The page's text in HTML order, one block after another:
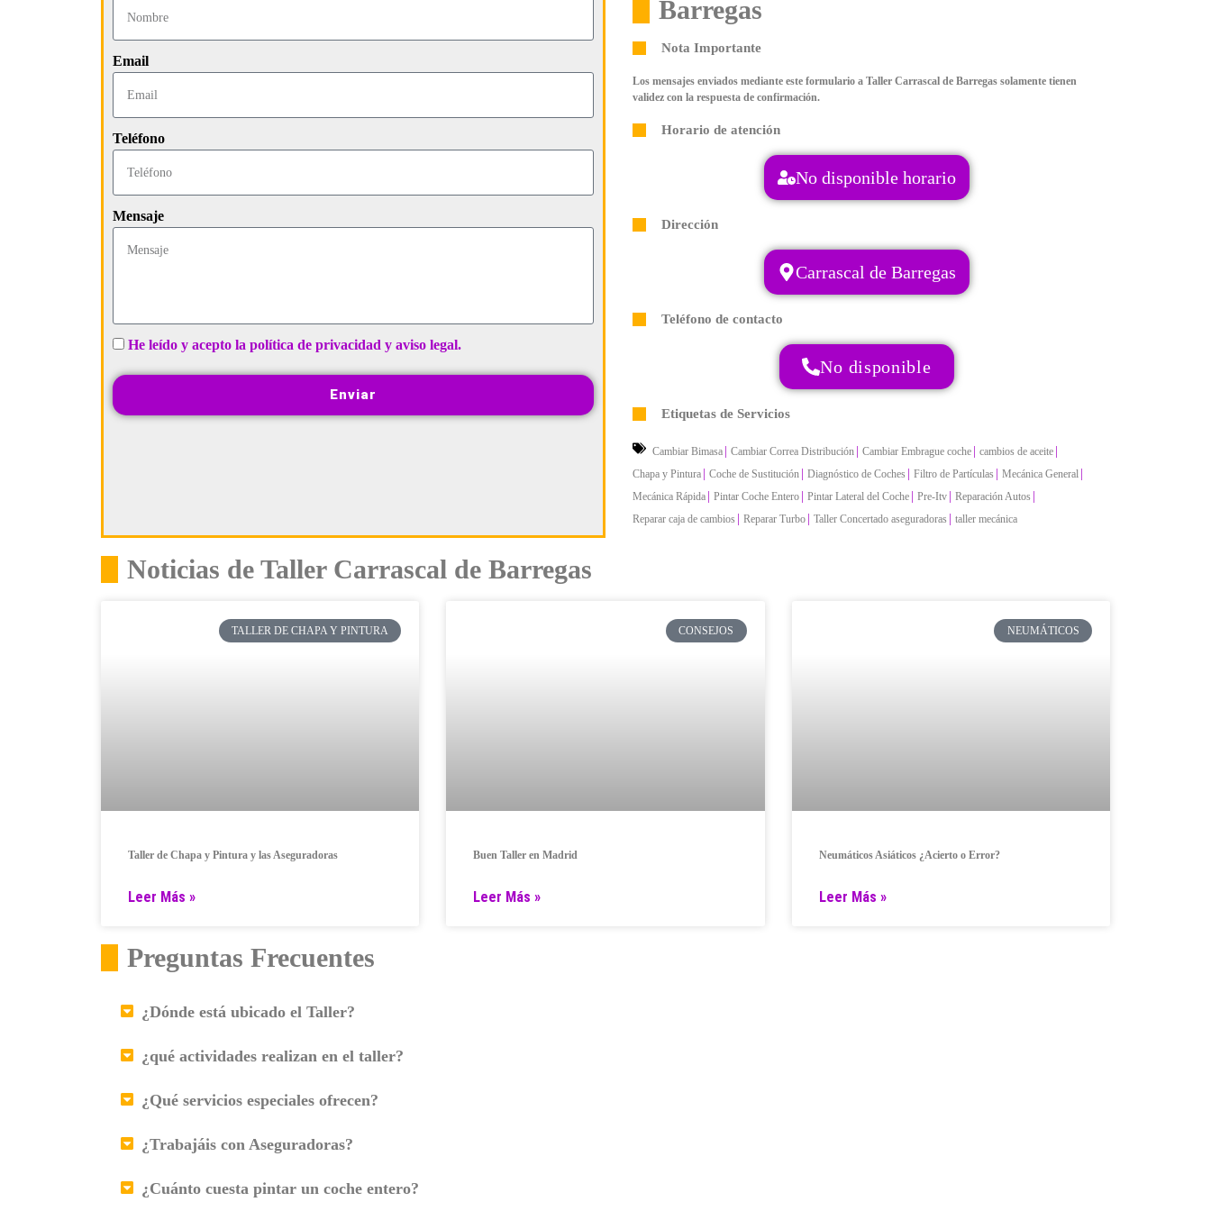
Email
Teléfono
Mensaje
He leído y acepto la política de privacidad y aviso legal.
Enviar
Barregas
Nota Importante
Los mensajes enviados mediante este formulario a Taller Carrascal de Barregas solamente tienen
validez con la respuesta de confirmación.
Horario de atención
No disponible horario
Dirección
Carrascal de Barregas
Teléfono de contacto
No disponible
Etiquetas de Servicios
Cambiar Bimasa Cambiar Correa Distribución Cambiar Embrague coche cambios de aceite
Chapa y Pintura Coche de Sustitución Diagnóstico de Coches Filtro de Partículas Mecánica General
Mecánica Rápida Pintar Coche Entero Pintar Lateral del Coche Pre-Itv Reparación Autos
Reparar caja de cambios Reparar Turbo Taller Concertado aseguradoras taller mecánica
Noticias de Taller Carrascal de Barregas
TALLER DE CHAPA Y PINTURA
Taller de Chapa y Pintura y las Aseguradoras
Leer Más »
CONSEJOS
Buen Taller en Madrid
Leer Más »
NEUMÁTICOS
Neumáticos Asiáticos ¿Acierto o Error?
Leer Más »
Preguntas Frecuentes
¿Dónde está ubicado el Taller?
¿qué actividades realizan en el taller?
¿Qué servicios especiales ofrecen?
¿Trabajáis con Aseguradoras?
¿Cuánto cuesta pintar un coche entero?